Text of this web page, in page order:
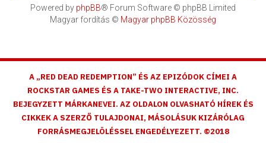
Powered by phpBB® Forum Software © phpBB Limited
Magyar fordítás © Magyar phpBB Közösség
A „RED DEAD REDEMPTION” ÉS AZ EPIZÓDOK CÍMEI A
ROCKSTAR GAMES ÉS A TAKE-TWO INTERACTIVE, INC.
BEJEGYZETT MÁRKANEVEI. AZ OLDALON OLVASHATÓ HÍREK ÉS
CIKKEK A SZERZŐ TULAJDONAI, MÁSOLÁSUK KIZÁRÓLAG
FORRÁSMEGJELÖLÉSSEL ENGEDÉLYEZETT. ©2018